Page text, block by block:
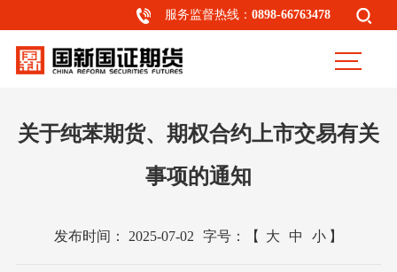
服务监督热线：0898-66763478
关于纯苯期货、期权合约上市交易有关
事项的通知
发布时间： 2025-07-02 字号： 【 大 中 小 】